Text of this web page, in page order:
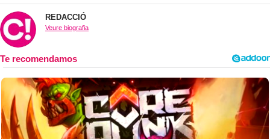
REDACCIÓ
Veure biografia